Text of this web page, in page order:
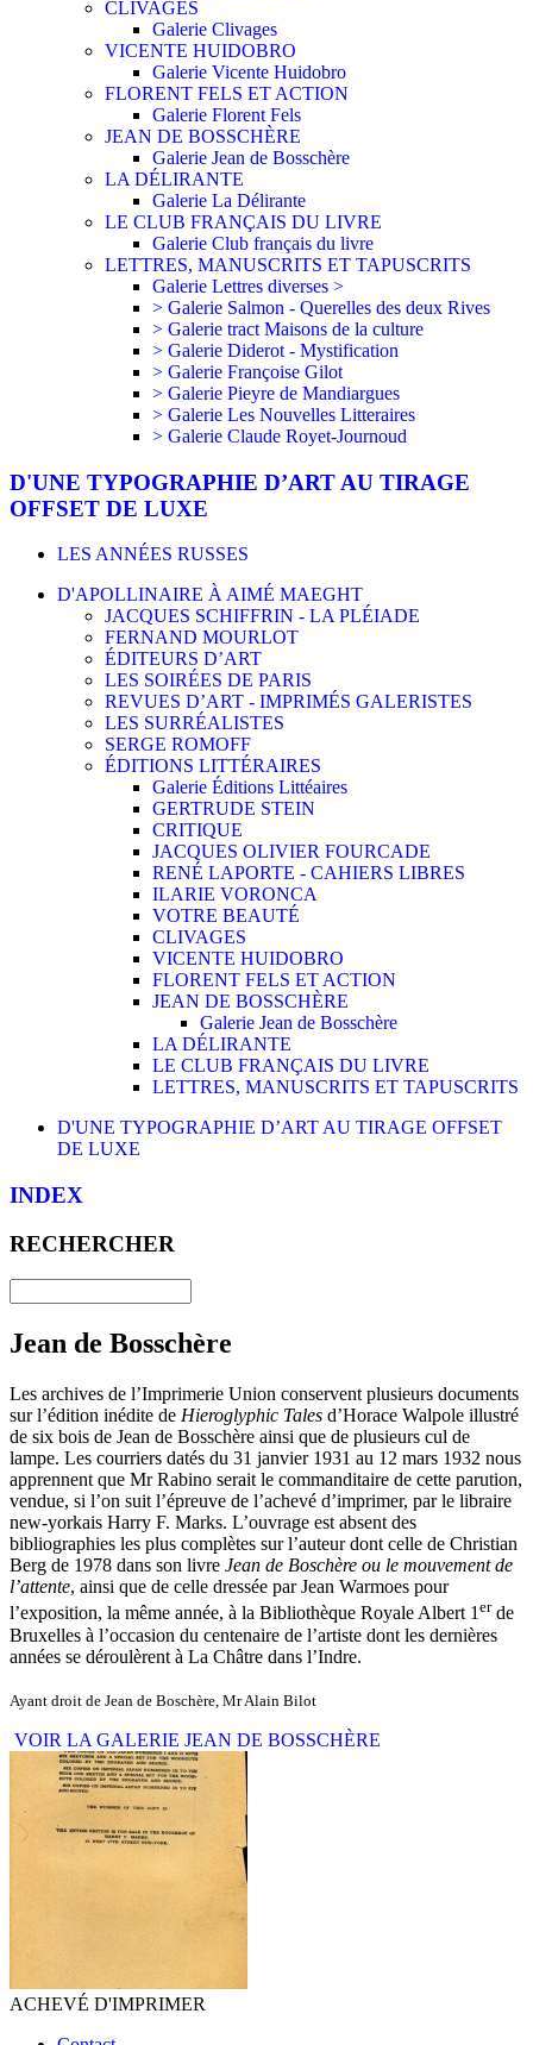
CLIVAGES
Galerie Clivages
VICENTE HUIDOBRO
Galerie Vicente Huidobro
FLORENT FELS ET ACTION
Galerie Florent Fels
JEAN DE BOSSCHÈRE
Galerie Jean de Bosschère
LA DÉLIRANTE
Galerie La Délirante
LE CLUB FRANÇAIS DU LIVRE
Galerie Club français du livre
LETTRES, MANUSCRITS ET TAPUSCRITS
Galerie Lettres diverses >
> Galerie Salmon - Querelles des deux Rives
> Galerie tract Maisons de la culture
> Galerie Diderot - Mystification
> Galerie Françoise Gilot
> Galerie Pieyre de Mandiargues
> Galerie Les Nouvelles Litteraires
> Galerie Claude Royet-Journoud
D'UNE TYPOGRAPHIE D’ART AU TIRAGE
OFFSET DE LUXE
LES ANNÉES RUSSES
D'APOLLINAIRE À AIMÉ MAEGHT
JACQUES SCHIFFRIN - LA PLÉIADE
FERNAND MOURLOT
ÉDITEURS D’ART
LES SOIRÉES DE PARIS
REVUES D’ART - IMPRIMÉS GALERISTES
LES SURRÉALISTES
SERGE ROMOFF
ÉDITIONS LITTÉRAIRES
Galerie Éditions Littéaires
GERTRUDE STEIN
CRITIQUE
JACQUES OLIVIER FOURCADE
RENÉ LAPORTE - CAHIERS LIBRES
ILARIE VORONCA
VOTRE BEAUTÉ
CLIVAGES
VICENTE HUIDOBRO
FLORENT FELS ET ACTION
JEAN DE BOSSCHÈRE
Galerie Jean de Bosschère
LA DÉLIRANTE
LE CLUB FRANÇAIS DU LIVRE
LETTRES, MANUSCRITS ET TAPUSCRITS
D'UNE TYPOGRAPHIE D’ART AU TIRAGE OFFSET
DE LUXE
INDEX
RECHERCHER
Jean de Bosschère
Les archives de l’Imprimerie Union conservent plusieurs documents
sur l’édition inédite de Hieroglyphic Tales d’Horace Walpole illustré
de six bois de Jean de Bosschère ainsi que de plusieurs cul de
lampe. Les courriers datés du 31 janvier 1931 au 12 mars 1932 nous
apprennent que Mr Rabino serait le commanditaire de cette parution,
vendue, si l’on suit l’épreuve de l’achevé d’imprimer, par le libraire
new-yorkais Harry F. Marks. L’ouvrage est absent des
bibliographies les plus complètes sur l’auteur dont celle de Christian
Berg de 1978 dans son livre Jean de Boschère ou le mouvement de
l’attente, ainsi que de celle dressée par Jean Warmoes pour
l’exposition, la même année, à la Bibliothèque Royale Albert 1erde
Bruxelles à l’occasion du centenaire de l’artiste dont les dernières
années se déroulèrent à La Châtre dans l’Indre.
Ayant droit de Jean de Boschère, Mr Alain Bilot
VOIR LA GALERIE JEAN DE BOSSCHÈRE
ACHEVÉ D'IMPRIMER